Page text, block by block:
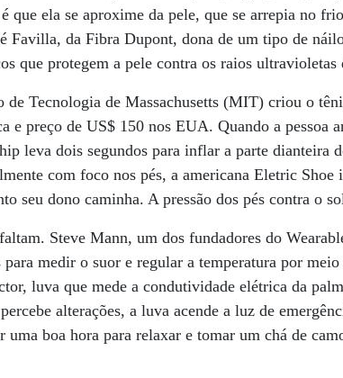
que ela se aproxime da pele, que se arrepia no
Favilla, da Fibra Dupont, dona de um tipo de
que protegem a pele contra os raios ultravioletas
Tecnologia de Massachusetts (MIT) criou o
e preço de US$ 150 nos EUA. Quando a pessoa
leva dois segundos para inflar a parte dianteira
com foco nos pés, a americana Eletric Shoe
seu dono caminha. A pressão dos pés contra o
Steve Mann, um dos fundadores do
para medir o suor e regular a temperatura por
luva que mede a condutividade elétrica da
alterações, a luva acende a luz de
uma boa hora para relaxar e tomar um chá de